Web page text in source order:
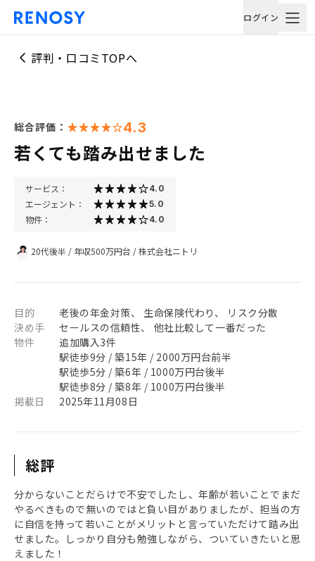
ログイン
評判・口コミTOPへ
総合評価： 4.3
若くても踏み出せました
サービス： 4.0
エージェント： 5.0
物件： 4.0
20代後半 / 年収500万円台 /株式会社ニトリ
目的
老後の年金対策、 生命保険代わり、 リスク分散
決め手
セールスの信頼性、 他社比較して一番だった
物件
追加購入3件
駅徒歩9分 / 築15年 / 2000万円台前半
駅徒歩5分 / 築6年 / 1000万円台後半
駅徒歩8分 / 築8年 / 1000万円台後半
掲載日
2025年11月08日
総評
分からないことだらけで不安でしたし、年齢が若いことでまだ
やるべきもので無いのではと負い目がありましたが、担当の方
に自信を持って若いことがメリットと言っていただけて踏み出
せました。しっかり自分も勉強しながら、ついていきたいと思
えました！